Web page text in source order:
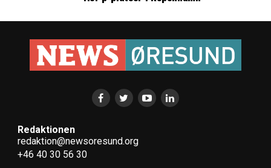
Redaktionen
redaktion@newsoresund.org
+46 40 30 56 30